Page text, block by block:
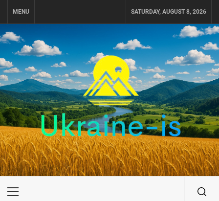
MENU SATURDAY, AUGUST 8, 2026
UKRAINE-IS
ПОДОРОЖI ПО УКРАЇНІ
Primary